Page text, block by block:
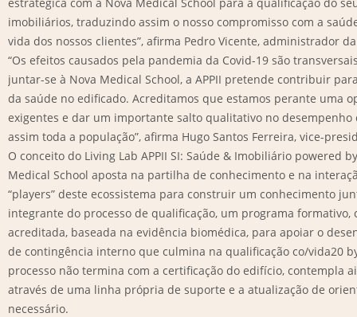
imobiliários, traduzindo assim o nosso compromisso com a
vida dos nossos clientes”, afirma Pedro Vicente, administrador
“Os efeitos causados pela pandemia da Covid-19 são
juntar-se à Nova Medical School, a APPII pretende contribuir
da saúde no edificado. Acreditamos que estamos perante uma
exigentes e dar um importante salto qualitativo no desempenho
assim toda a população”, afirma Hugo Santos Ferreira, vice-
O conceito do Living Lab APPII SI: Saúde & Imobiliário powered
Medical School aposta na partilha de conhecimento e na
“players” deste ecossistema para construir um conhecimento
integrante do processo de qualificação, um programa
acreditada, baseada na evidência biomédica, para apoiar o
de contingência interno que culmina na qualificação co/vida20
processo não termina com a certificação do edifício, contempla
através de uma linha própria de suporte e a atualização de
necessário.